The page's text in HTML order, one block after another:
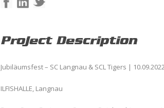
Project Description
Jubiläumsfest – SC Langnau & SCL Tigers |
ILFISHALLE, Langnau